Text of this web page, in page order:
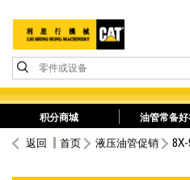
零件或设备
积分商城 油管常备
返回 首页 液压油管促销